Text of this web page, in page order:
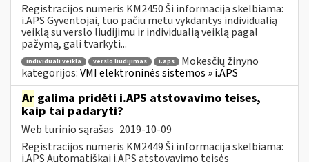
Registracijos numeris KM2450 Ši informacija skelbiama:
i.APS Gyventojai, tuo pačiu metu vykdantys individualią
veiklą su verslo liudijimu ir individualią veiklą pagal
pažymą, gali tvarkyti...
individuali veikla verslo liudijimas i.aps
Mokesčių žinyno
kategorijos:VMI elektroninės sistemos » i.APS
Ar galima pridėti i.APS atstovavimo teises,
kaip tai padaryti?
Web turinio sąrašas 2019-10-09
Registracijos numeris KM2449 Ši informacija skelbiama:
i.APS Automatiškai i.APS atstovavimo teisės